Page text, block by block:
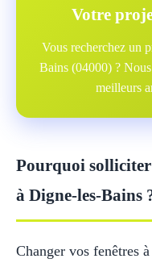
Votre
Vous recherchez un
Bains (04000) ?
meilleurs
Pourquoi solliciter
à Digne-les-Bains
Changer vos fenêtres